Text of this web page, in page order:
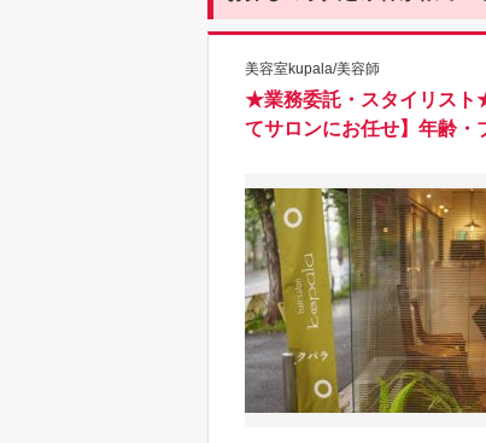
美容室kupala/美容師
★業務委託・スタイリスト
てサロンにお任せ】年齢